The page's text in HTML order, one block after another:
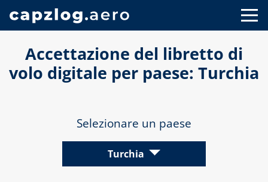
Accettazione del libretto di
volo digitale per paese: Turchia
Selezionare un paese
Turchia